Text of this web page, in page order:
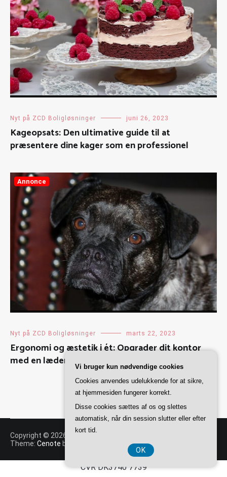
Nyt på ZCD Boligløsninger juni 26, 2023
Kageopsats: Den ultimative guide til at
præsentere dine kager som en professionel
Annonce
Nyt på ZCD Boligløsninger marts 22, 2023
Ergonomi og æstetik i ét: Opgrader dit kontor
med en læderkontorstol i dansk kvalitet
Copyright © 2026
Theme: Cenote by ThemeGrill. Powered byWordPress
CVR DK3740 7739
Vi bruger kun nødvendige cookies
Cookies anvendes udelukkende for at sikre,
at hjemmesiden fungerer korrekt.
Disse cookies sættes af os og slettes
automatisk, når din session slutter eller efter
kort tid.
OK